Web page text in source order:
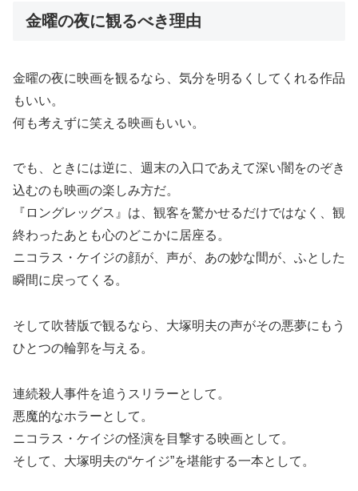
金曜の夜に観るべき理由
金曜の夜に映画を観るなら、気分を明るくしてくれる作品
もいい。
何も考えずに笑える映画もいい。
でも、ときには逆に、週末の入口であえて深い闇をのぞき
込むのも映画の楽しみ方だ。
『ロングレッグス』は、観客を驚かせるだけではなく、観
終わったあとも心のどこかに居座る。
ニコラス・ケイジの顔が、声が、あの妙な間が、ふとした
瞬間に戻ってくる。
そして吹替版で観るなら、大塚明夫の声がその悪夢にもう
ひとつの輪郭を与える。
連続殺人事件を追うスリラーとして。
悪魔的なホラーとして。
ニコラス・ケイジの怪演を目撃する映画として。
そして、大塚明夫の“ケイジ”を堪能する一本として。